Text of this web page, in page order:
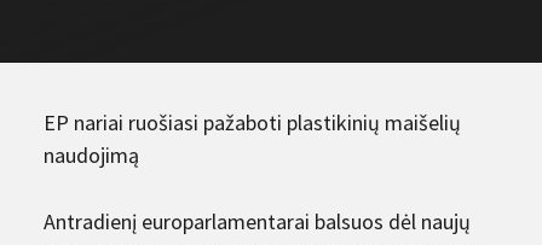
EP nariai ruošiasi pažaboti plastikinių maišelių
naudojimą
Antradienį europarlamentarai balsuos dėl naujų